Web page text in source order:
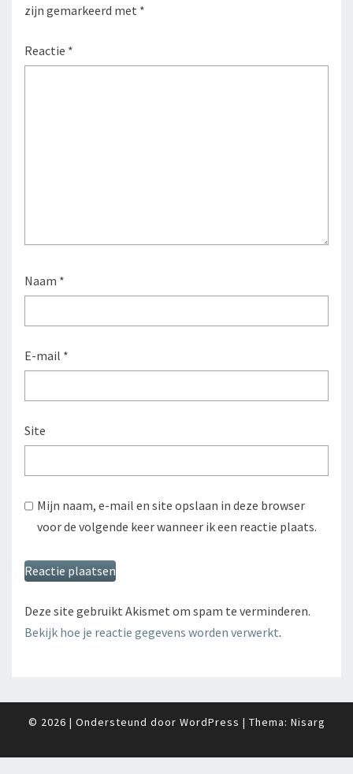
zijn gemarkeerd met *
Reactie *
Naam *
E-mail *
Site
Mijn naam, e-mail en site opslaan in deze browser
voor de volgende keer wanneer ik een reactie plaats.
Deze site gebruikt Akismet om spam te verminderen.
Bekijk hoe je reactie gegevens worden verwerkt.
© 2026 | Ondersteund door WordPress | Thema: Nisarg